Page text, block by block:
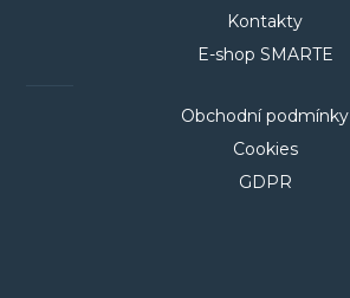
Kontakty
E-shop SMARTE
Obchodní podmínky
Cookies
GDPR